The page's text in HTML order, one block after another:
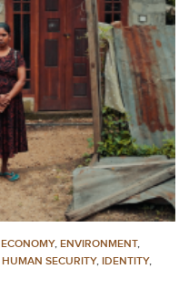
ECONOMY, ENVIRONMENT,
HUMAN SECURITY, IDENTITY,